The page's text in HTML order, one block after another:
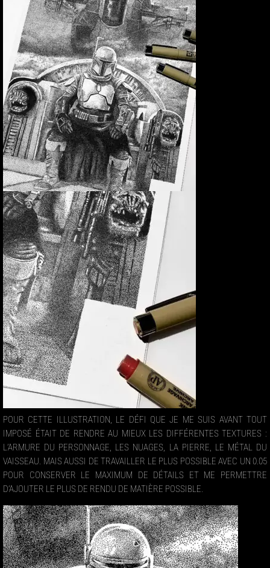
POUR CETTE ILLUSTRATION, LE DÉFI QUE JE ME SUIS AVANT TOUT
IMPOSÉ ÉTAIT DE RENDRE AU MIEUX LES DIFFÉRENTES TEXTURES :
L’ARMURE DU PERSONNAGE, LES NUAGES, LA PIERRE, LE MÉTAL DU
VAISSEAU. MAIS AUSSI DE TRAVAILLER LE PLUS POSSIBLE AVEC UN 0.05
POUR CONSERVER LE MAXIMUM DE DÉTAILS ET ME PERMETTRE
D’AJOUTER LE PLUS DE RENDU DE MATIÈRE POSSIBLE.